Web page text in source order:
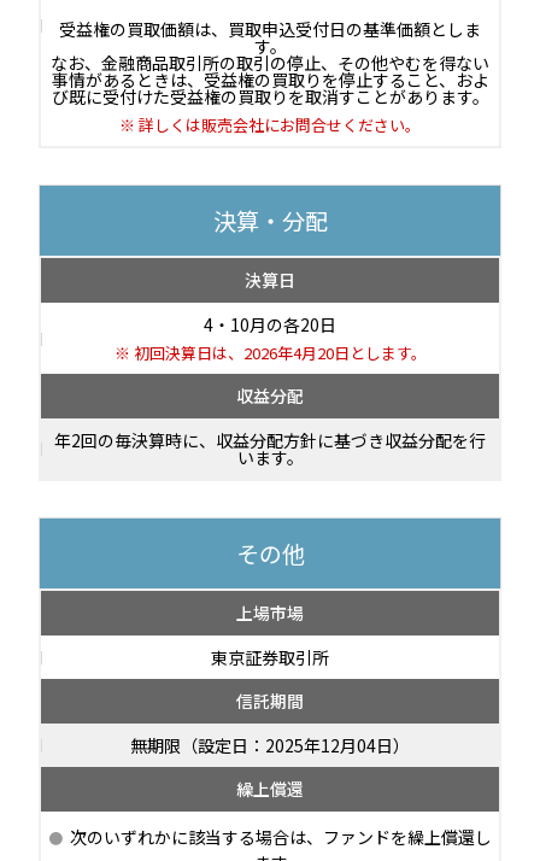
受益権の買取価額は、買取申込受付日の基準価額としま
す。
なお、金融商品取引所の取引の停止、その他やむを得ない
事情があるときは、受益権の買取りを停止すること、およ
び既に受付けた受益権の買取りを取消すことがあります。
詳しくは販売会社にお問合せください。
決算・分配
決算日
4・10月の各20日
初回決算日は、2026年4月20日とします。
収益分配
年2回の毎決算時に、収益分配方針に基づき収益分配を行
います。
その他
上場市場
東京証券取引所
信託期間
無期限（設定日：2025年12月04日）
繰上償還
次のいずれかに該当する場合は、ファンドを繰上償還し